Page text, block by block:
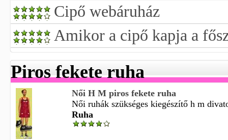
Cipő webáruház
Amikor a cipő kapja a
Piros fekete ruha
Női H M piros fekete ruha
Női ruhák szükséges kiegészítő h m
Ruha